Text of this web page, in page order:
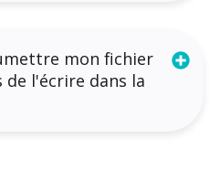
mon fichier
l'écrire dans la